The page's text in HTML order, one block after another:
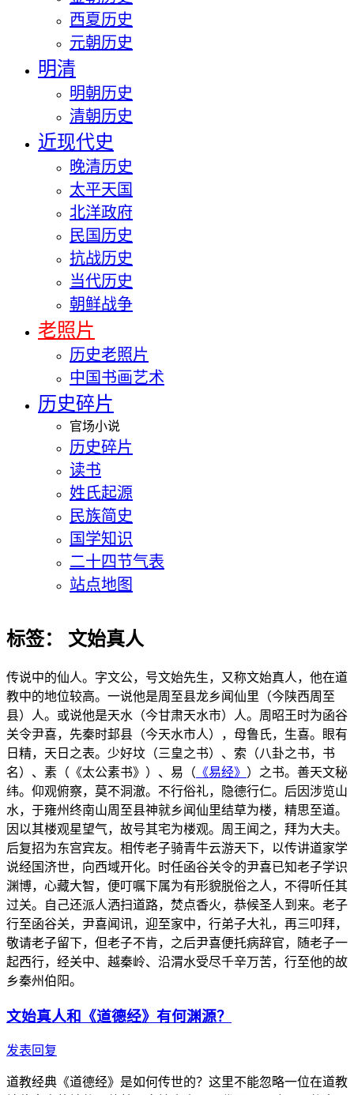
西夏历史
元朝历史
明清
明朝历史
清朝历史
近现代史
晚清历史
太平天国
北洋政府
民国历史
抗战历史
当代历史
朝鲜战争
老照片
历史老照片
中国书画艺术
历史碎片
官场小说
历史碎片
读书
姓氏起源
民族简史
国学知识
二十四节气表
站点地图
标签： 文始真人
传说中的仙人。字文公，号文始先生，又称文始真人，他在道
教中的地位较高。一说他是周至县龙乡闻仙里（今陕西周至
县）人。或说他是天水（今甘肃天水市）人。周昭王时为函谷
关令尹喜，先秦时邽县（今天水市人），母鲁氏，生喜。眼有
日精，天日之表。少好坟（三皇之书）、索（八卦之书，书
名）、素（《太公素书》）、易（ 《易经》 ）之书。善天文秘
纬。仰观俯察，莫不洞澈。不行俗礼，隐德行仁。后因涉览山
水，于雍州终南山周至县神就乡闻仙里结草为楼，精思至道。
因以其楼观星望气，故号其宅为楼观。周王闻之，拜为大夫。
后复招为东宫宾友。相传老子骑青牛云游天下，以传讲道家学
说经国济世，向西域开化。时任函谷关令的尹喜已知老子学识
渊博，心藏大智，便叮嘱下属为有形貌脱俗之人，不得听任其
过关。自己还派人洒扫道路，焚点香火，恭候圣人到来。老子
行至函谷关，尹喜闻讯，迎至家中，行弟子大礼，再三叩拜，
敬请老子留下，但老子不肯，之后尹喜便托病辞官，随老子一
起西行，经关中、越秦岭、沿渭水受尽千辛万苦，行至他的故
乡秦州伯阳。
文始真人和《道德经》有何渊源？
发表回复
道教经典《道德经》是如何传世的？这里不能忽略一位在道教